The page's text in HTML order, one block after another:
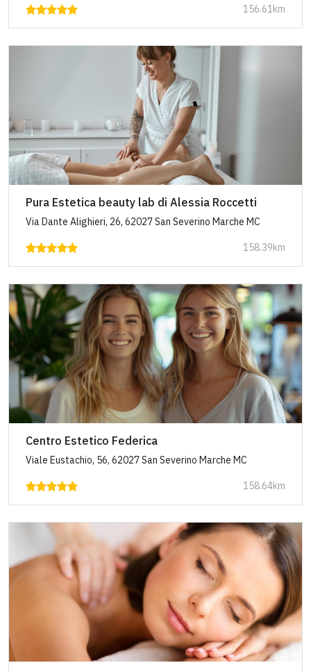
156.61km
Pura Estetica beauty lab di Alessia Roccetti
Via Dante Alighieri, 26, 62027 San Severino Marche MC
158.39km
Centro Estetico Federica
Viale Eustachio, 56, 62027 San Severino Marche MC
158.64km